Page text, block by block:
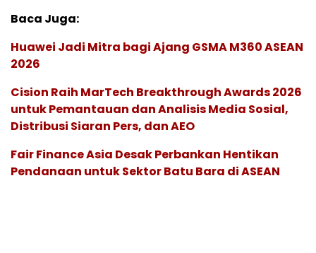
Baca Juga:
Huawei Jadi Mitra bagi Ajang GSMA M360 ASEAN
2026
Cision Raih MarTech Breakthrough Awards 2026
untuk Pemantauan dan Analisis Media Sosial,
Distribusi Siaran Pers, dan AEO
Fair Finance Asia Desak Perbankan Hentikan
Pendanaan untuk Sektor Batu Bara di ASEAN